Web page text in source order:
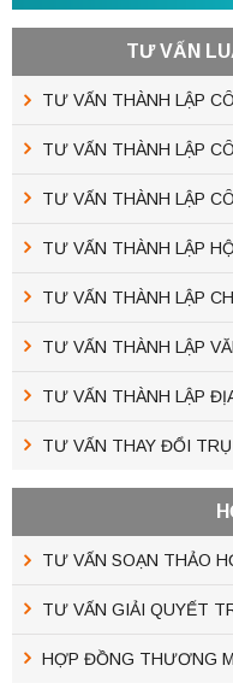
TƯ VẤN
TƯ VẤN THÀNH LẬP
TƯ VẤN THÀNH LẬP
TƯ VẤN THÀNH LẬP
TƯ VẤN THÀNH LẬP
TƯ VẤN THÀNH LẬP
TƯ VẤN THÀNH LẬP
TƯ VẤN THÀNH LẬP
TƯ VẤN THAY ĐỔI
TƯ VẤN SOẠN THẢO
TƯ VẤN GIẢI QUYẾT
HỢP ĐỒNG THƯƠNG